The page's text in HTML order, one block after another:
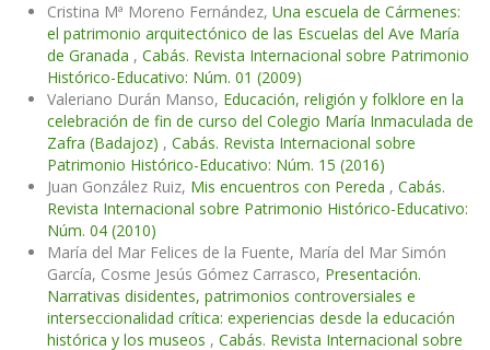
Cristina Mª Moreno Fernández, Una escuela de Cármenes:
el patrimonio arquitectónico de las Escuelas del Ave María
de Granada , Cabás. Revista Internacional sobre Patrimonio
Histórico-Educativo: Núm. 01 (2009)
Valeriano Durán Manso, Educación, religión y folklore en la
celebración de fin de curso del Colegio María Inmaculada de
Zafra (Badajoz) , Cabás. Revista Internacional sobre
Patrimonio Histórico-Educativo: Núm. 15 (2016)
Juan González Ruiz, Mis encuentros con Pereda , Cabás.
Revista Internacional sobre Patrimonio Histórico-Educativo:
Núm. 04 (2010)
María del Mar Felices de la Fuente, María del Mar Simón
García, Cosme Jesús Gómez Carrasco, Presentación.
Narrativas disidentes, patrimonios controversiales e
interseccionalidad crítica: experiencias desde la educación
histórica y los museos , Cabás. Revista Internacional sobre